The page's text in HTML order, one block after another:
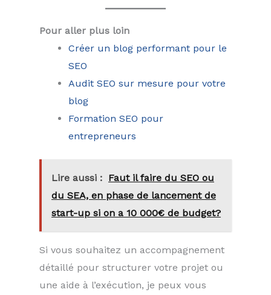
Pour aller plus loin
Créer un blog performant pour le
SEO
Audit SEO sur mesure pour votre
blog
Formation SEO pour
entrepreneurs
Lire aussi : Faut il faire du SEO ou
du SEA, en phase de lancement de
start-up si on a 10 000€ de budget?
Si vous souhaitez un accompagnement
détaillé pour structurer votre projet ou
une aide à l’exécution, je peux vous